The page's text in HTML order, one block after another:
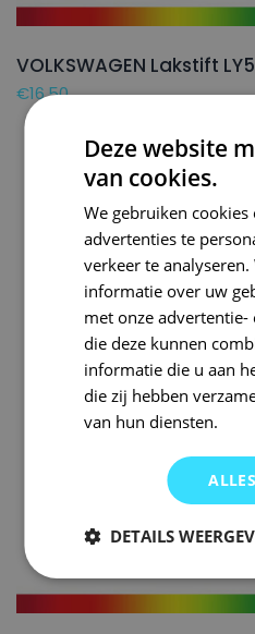
VOLKSWAGEN Lakstift
€16,50
Deze website
van cookies.
We gebruiken
advertenties te
verkeer te
informatie over uw
met onze advertentie-
die deze kunnen
informatie die u aan
die zij hebben
van hun diensten.
DETAILS